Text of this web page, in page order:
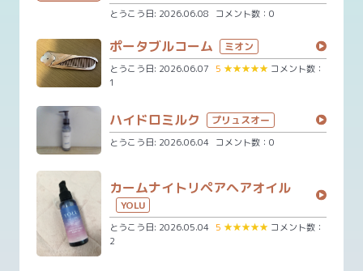
とうこう日: 2026.06.08 コメント数：0
ポータブルコーム ミオン
とうこう日: 2026.06.07 5 ★★★★★ コメント数：
1
ハイドロミルク プリュスオー
とうこう日: 2026.06.04 コメント数：0
カームナイトリペアヘアオイル
YOLU
とうこう日: 2026.05.04 5 ★★★★★ コメント数：
2